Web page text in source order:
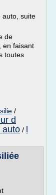
auto, suite
de
en faisant
toutes
/
d
auto /